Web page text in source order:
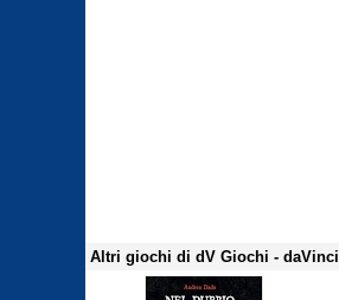
Altri giochi di dV Giochi - daVinci